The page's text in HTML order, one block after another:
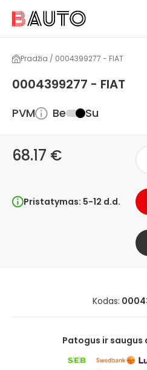
Pradžia / 0004399277 - FIAT
0004399277 - FIAT
PVM Be Su
68.17 €
Pristatymas: 5-12 d.d.
Kodas:
Patogus ir